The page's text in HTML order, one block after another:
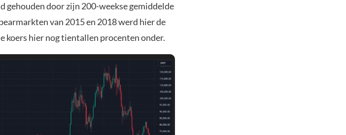
door zijn 200-weekse gemiddelde
van 2015 en 2018 werd hier de
koers hier nog tientallen procenten onder.